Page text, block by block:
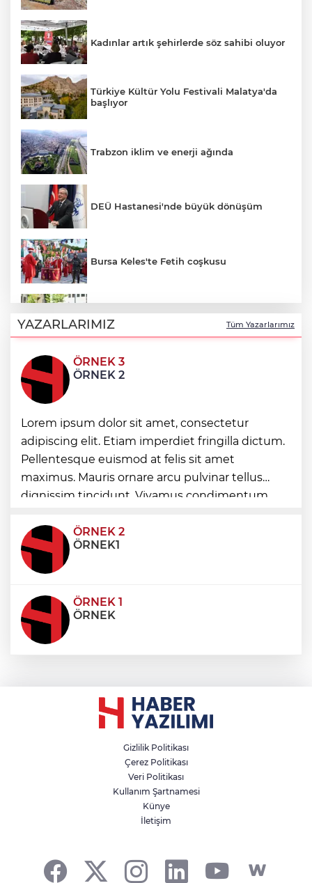
Kadınlar artık şehirlerde söz sahibi oluyor
Türkiye Kültür Yolu Festivali Malatya'da
başlıyor
Trabzon iklim ve enerji ağında
DEÜ Hastanesi'nde büyük dönüşüm
Bursa Keles'te Fetih coşkusu
Miras Şantiye Gezileri tarihe ışık tutuyor
Türkiye'nin planlı tarım tarihi değişti
İbrahim Burkay seçimlerde açık ara önde!
Dev lansmanda neler oldu?
Kütahya Belediyesi sahada vatandaşlarla
buluştu
YAZARLARIMIZ Tüm Yazarlarımız
ÖRNEK 3
ÖRNEK 2
Lorem ipsum dolor sit amet, consectetur
adipiscing elit. Etiam imperdiet fringilla dictum.
Pellentesque euismod at felis sit amet
maximus. Mauris ornare arcu pulvinar tellus
dignissim tincidunt. Vivamus condimentum
condimentum eros et, faucibus sapien. Praese
ÖRNEK 2
ÖRNEK1
ÖRNEK 1
ÖRNEK
Gizlilik Politikası
Çerez Politikası
Veri Politikası
Kullanım Şartnamesi
Künye
İletişim